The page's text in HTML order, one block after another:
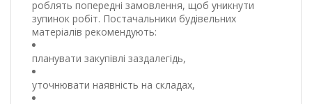
роблять попередні замовлення, щоб уникнути
зупинок робіт. Постачальники будівельних
матеріалів рекомендують:
планувати закупівлі заздалегідь,
уточнювати наявність на складах,